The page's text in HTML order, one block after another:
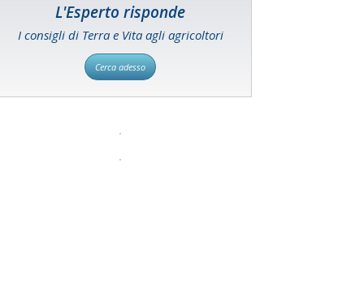
L'Esperto risponde
I consigli di Terra e Vita agli agricoltori
Cerca adesso